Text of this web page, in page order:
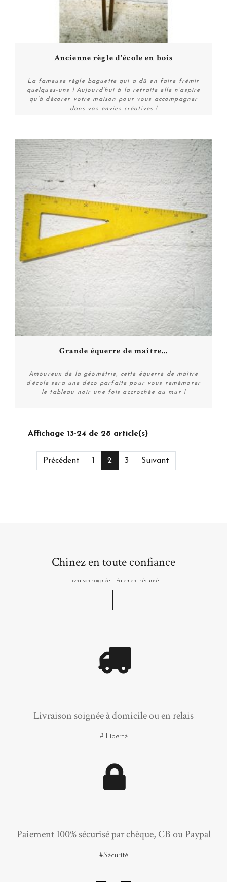
Ancienne règle d'école en bois
La fameuse règle baguette qui a dû en faire frémir
quelques-uns ! Aujourd’hui à la retraite elle n’aspire
qu’à décorer votre maison pour vous accompagner
dans vos envies créatives !
Personnaliser
Grande équerre de maître...
Amoureux de la géométrie, cette équerre de maître
d’école sera une déco parfaite pour vous remémorer
le tableau noir une fois accrochée au mur !
Affichage 13-24 de 28 article(s)
Précédent 1 2 3 Suivant
Chinez en toute confiance
Livraison soignée - Paiement sécurisé
Livraison soignée à domicile ou en relais
# Liberté
Paiement 100% sécurisé par chèque, CB ou Paypal
#Sécurité